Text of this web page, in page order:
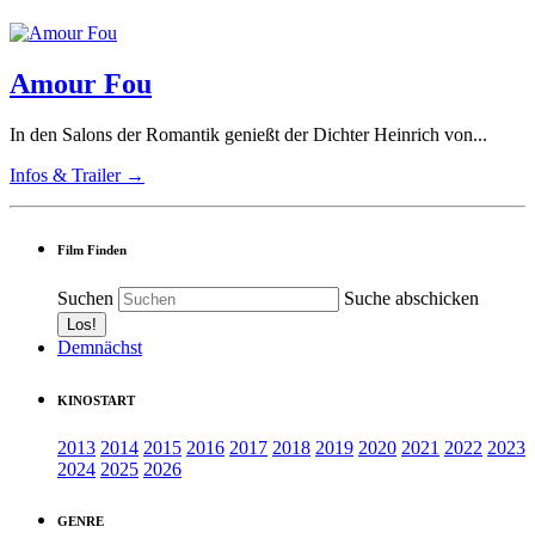
Amour Fou
In den Salons der Romantik genießt der Dichter Heinrich von...
Infos & Trailer →
Film Finden
Suchen Suche abschicken
Demnächst
KINOSTART
2013 2014 2015 2016 2017 2018 2019 2020 2021 2022 2023
2024 2025 2026
GENRE